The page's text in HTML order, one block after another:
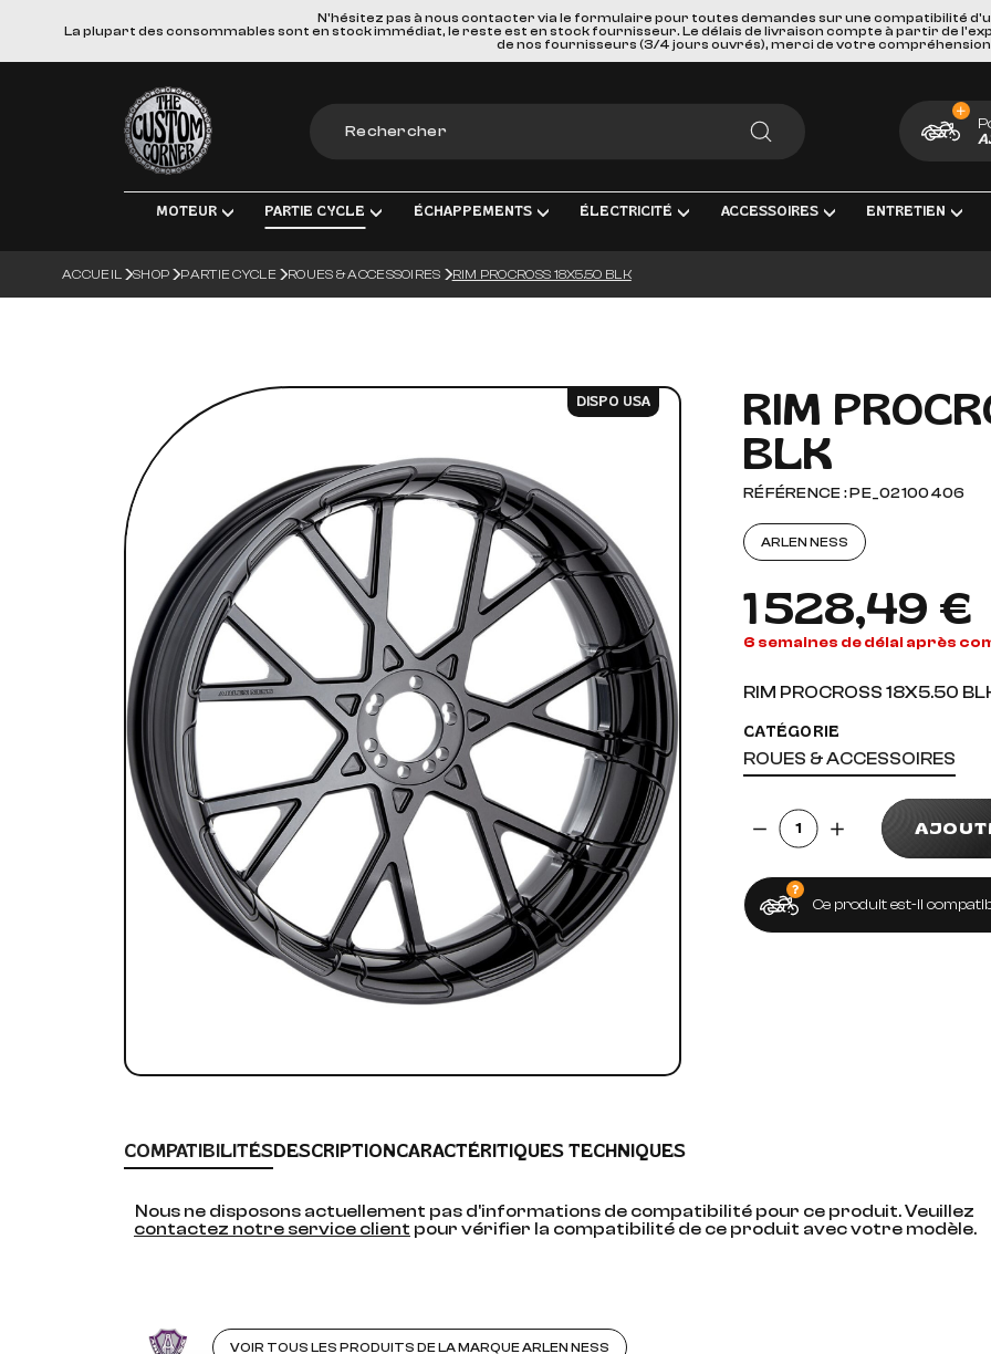
N'hésitez pas à nous contacter via le formulaire pour toutes demandes sur une compatibilité
La plupart des consommables sont en stock immédiat, le reste est en stock fournisseur. Le délais de livraison compte à partir de
de nos fournisseurs (3/4 jours ouvrés), merci de votre compréhension
The Custom Corner
RECHERCHER
MOTEUR
MOTEUR & PIÈCES DE RECHANGE
PARTIE CYCLE
TRANSMISSION FINALE
ROUES & ACCESSOIRES
GUIDONS ET COMMANDES MANUELLES
SELLES & SISSYBARS
REPOSE PIEDS & COMMANDES AUX PIEDS
CHAMBRES À AIR & ACCESSOIRES
ÉCHAPPEMENTS
LIGNES D'ÉCHAPPEMENT COMPLÈTE
MATERIEL DE MONTAGE & ACCESSOIRES
ÉLECTRICITÉ
ÉLECTRICITÉ ET MESURE
BOUGIES D'ALLUMAGE
BATTERIES
ACCESSOIRES
BAGAGERIE
ACCESSOIRES DIVERS
PAREBRISES ET CARENAGES
RETROVISEURS
AUDIO, VIDÉO ET FIXATIONS
ENTRETIEN
HUILES, PRODUIT CHIMIQUES ET
BOUGIES D'ALLUMAGE
BATTERIES
OUTILLAGE
VISSERIE
GOODIES
ACCUEIL SHOP PARTIE CYCLE ROUES & ACCESSOIRES RIM PROCROSS 18X5.50 BLK
DISPO USA
RIM
BLK
RÉFÉRENCE : PE_02100406
ARLEN NESS
1 528,49 €
6 semaines de délai après
RIM PROCROSS 18X5.50
CATÉGORIE
ROUES & ACCESSOIRES
Quantité
Ce produit est-il
COMPATIBILITÉSDESCRIPTIONCARACTÉRITIQUES TECHNIQUES
Nous ne disposons actuellement pas d'informations de compatibilité pour ce produit. Veuillez
contactez notre service client pour vérifier la compatibilité de ce produit avec votre modèle.
VOIR TOUS LES PRODUITS DE LA MARQUE ARLEN NESS